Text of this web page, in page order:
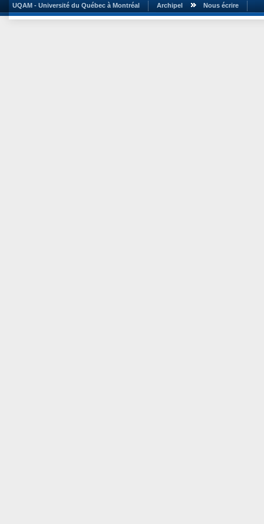
UQAM - Université du Québec à Montréal Archipel Nous écrire